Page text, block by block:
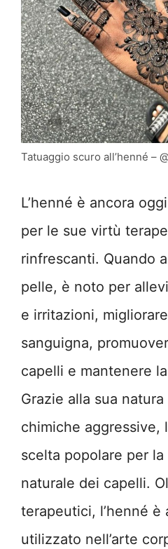
Tatuaggio scuro all’henné –
L’henné è ancora
per le sue virtù
rinfrescanti. Quando
pelle, è noto per
e irritazioni,
sanguigna,
capelli e mantenere
Grazie alla sua
chimiche aggressive,
scelta popolare per
naturale dei capelli.
terapeutici, l’henné è
utilizzato nell’arte